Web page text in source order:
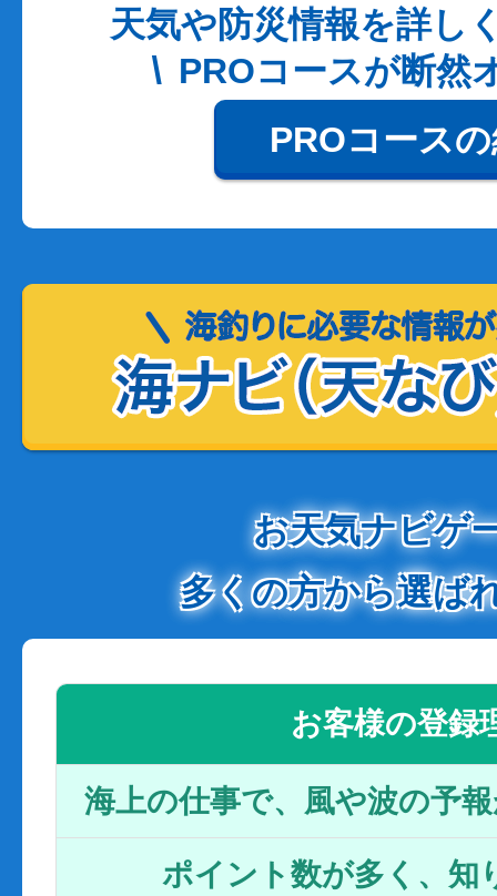
天気や防災情報を詳し
PROコースが断然
PROコース
お天気ナビゲ
多くの方から選ば
お客様の登録
海上の仕事で、風や波の予
ポイント数が多く、知